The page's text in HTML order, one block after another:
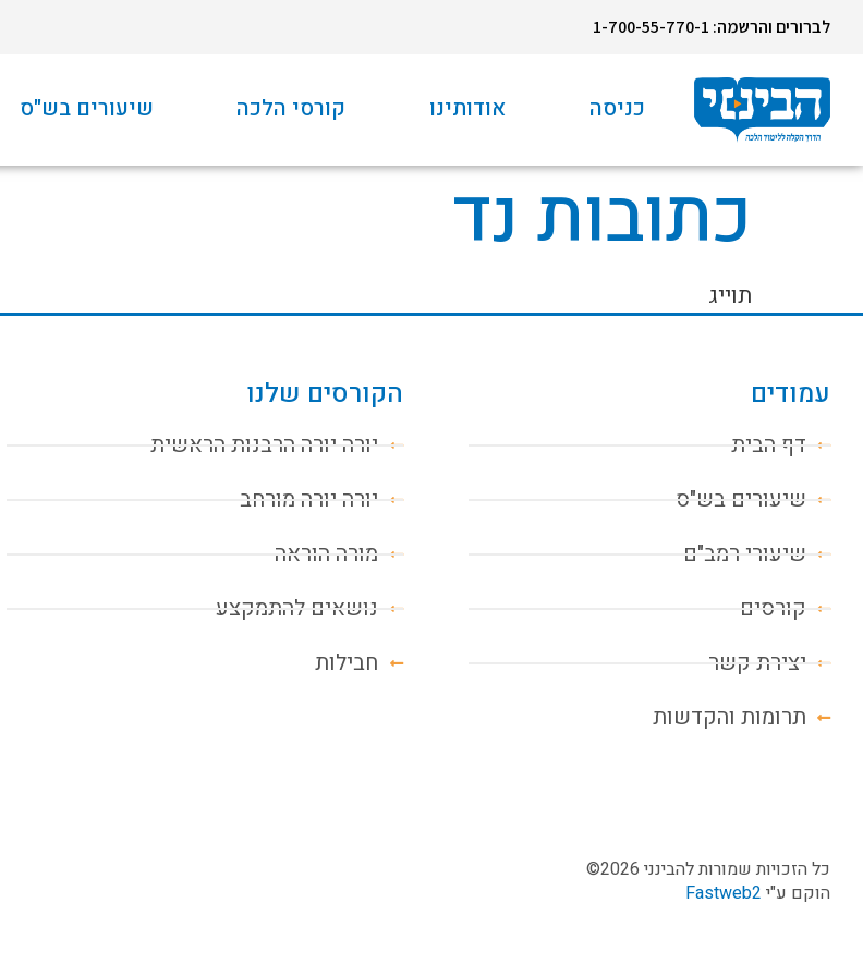
לברורים והרשמה: 1-700-55-770-1
כניסה אודותינו קורסי הלכה שיעורים בש"ס
כתובות נד
תוייג
עמודים
דף הבית
שיעורים בש"ס
שיעורי רמב"ם
קורסים
יצירת קשר
תרומות והקדשות
הקורסים שלנו
יורה יורה הרבנות הראשית
יורה יורה מורחב
מורה הוראה
נושאים להתמקצע
חבילות
כל הזכויות שמורות להבינני 2026©
הוקם ע"י Fastweb2